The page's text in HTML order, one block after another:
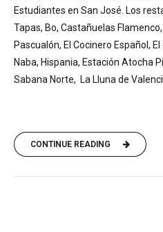
Estudiantes en San José. Los
Tapas, Bo, Castañuelas
Pascualón, El Cocinero Español,
Naba, Hispania, Estación Atocha
Sabana Norte, La Lluna de
CONTINUE READING